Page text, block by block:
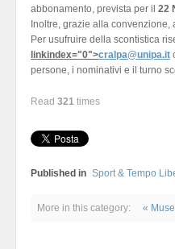
abbonamento, prevista per il 22
Inoltre, grazie alla
Per usufruire della scontistica
linkindex="0">cralpa@unipa.it
persone, i nominativi e il turno
Read 321 times
Published in Sport & Tempo
More in this category: «